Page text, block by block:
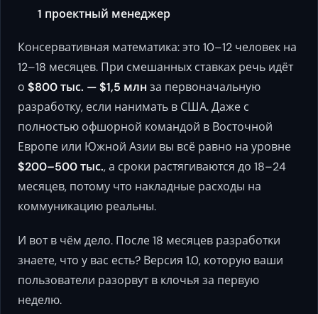
1 проектный менеджер
Консервативная математика: это 10–12 человек на
12–18 месяцев. При смешанных ставках речь идёт
о $800 тыс. — $1,5 млн за первоначальную
разработку, если нанимать в США. Даже с
полностью офшорной командой в Восточной
Европе или Южной Азии вы всё равно на уровне
$200–500 тыс., а сроки растягиваются до 18–24
месяцев, потому что накладные расходы на
коммуникацию реальны.
И вот в чём дело. После 18 месяцев разработки
знаете, что у вас есть? Версия 1.0, которую ваши
пользователи разорвут в клочья за первую
неделю.